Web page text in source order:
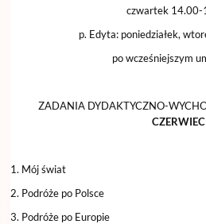
czwartek 14.00-
p. Edyta: poniedziałek,
po wcześniejszym
ZADANIA DYDAKTYCZNO-
CZERWIEC
1. Mój świat
2. Podróże po Polsce
3. Podróże po Europie